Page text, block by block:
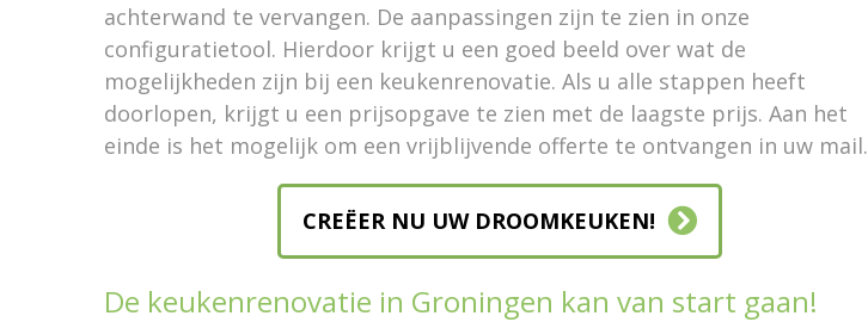
achterwand te vervangen. De aanpassingen zijn te zien in onze
configuratietool. Hierdoor krijgt u een goed beeld over wat de
mogelijkheden zijn bij een keukenrenovatie. Als u alle stappen heeft
doorlopen, krijgt u een prijsopgave te zien met de laagste prijs. Aan het
einde is het mogelijk om een vrijblijvende offerte te ontvangen in uw mail.
CREËER NU UW DROOMKEUKEN!
De keukenrenovatie in Groningen kan van start gaan!